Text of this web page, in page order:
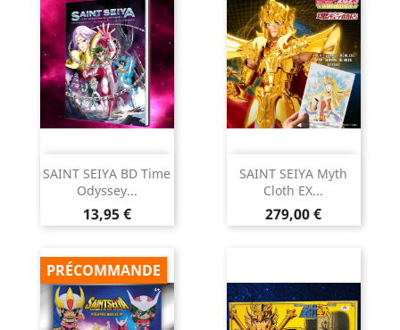
SAINT SEIYA BD Time
Odyssey...
Prix
13,95 €
SAINT SEIYA Myth
Cloth EX...
Prix
279,00 €
PRÉCOMMANDE